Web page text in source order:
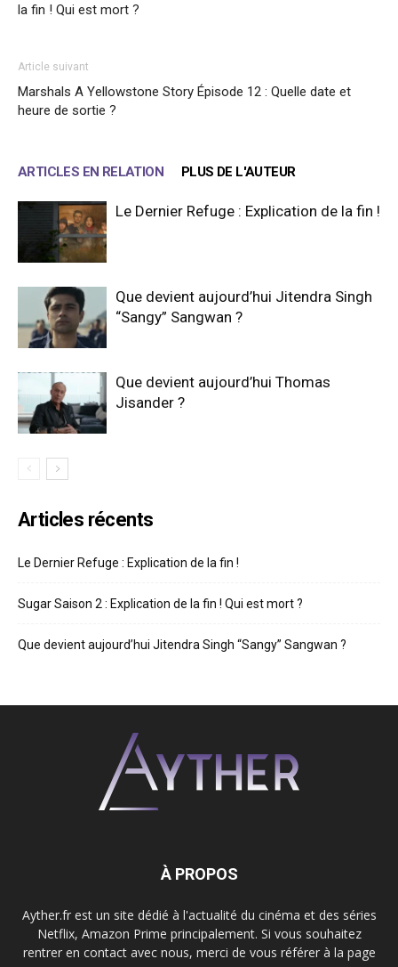
la fin ! Qui est mort ?
Article suivant
Marshals A Yellowstone Story Épisode 12 : Quelle date et
heure de sortie ?
ARTICLES EN RELATION PLUS DE L'AUTEUR
Le Dernier Refuge : Explication de la fin !
Que devient aujourd’hui Jitendra Singh
“Sangy” Sangwan ?
Que devient aujourd’hui Thomas
Jisander ?
Articles récents
Le Dernier Refuge : Explication de la fin !
Sugar Saison 2 : Explication de la fin ! Qui est mort ?
Que devient aujourd’hui Jitendra Singh “Sangy” Sangwan ?
À PROPOS
Ayther.fr est un site dédié à l'actualité du cinéma et des séries
Netflix, Amazon Prime principalement. Si vous souhaitez
rentrer en contact avec nous, merci de vous référer à la page